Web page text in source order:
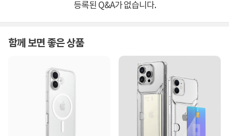
등록된 Q&A가 없습니다.
함께 보면 좋은 상품